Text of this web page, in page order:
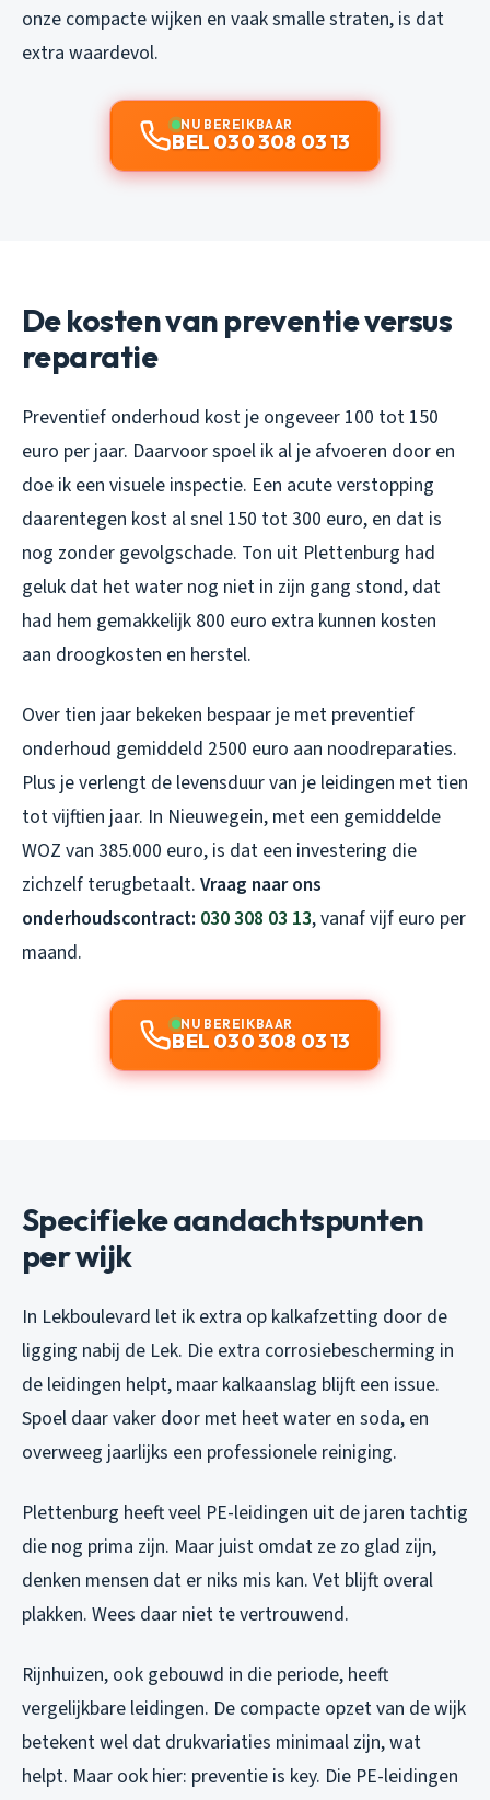
onze compacte wijken en vaak smalle straten, is dat
extra waardevol.
NU BEREIKBAAR
BEL 030 308 03 13
De kosten van preventie versus
reparatie
Preventief onderhoud kost je ongeveer 100 tot 150
euro per jaar. Daarvoor spoel ik al je afvoeren door en
doe ik een visuele inspectie. Een acute verstopping
daarentegen kost al snel 150 tot 300 euro, en dat is
nog zonder gevolgschade. Ton uit Plettenburg had
geluk dat het water nog niet in zijn gang stond, dat
had hem gemakkelijk 800 euro extra kunnen kosten
aan droogkosten en herstel.
Over tien jaar bekeken bespaar je met preventief
onderhoud gemiddeld 2500 euro aan noodreparaties.
Plus je verlengt de levensduur van je leidingen met tien
tot vijftien jaar. In Nieuwegein, met een gemiddelde
WOZ van 385.000 euro, is dat een investering die
zichzelf terugbetaalt. Vraag naar ons
onderhoudscontract: 030 308 03 13, vanaf vijf euro per
maand.
NU BEREIKBAAR
BEL 030 308 03 13
Specifieke aandachtspunten
per wijk
In Lekboulevard let ik extra op kalkafzetting door de
ligging nabij de Lek. Die extra corrosiebescherming in
de leidingen helpt, maar kalkaanslag blijft een issue.
Spoel daar vaker door met heet water en soda, en
overweeg jaarlijks een professionele reiniging.
Plettenburg heeft veel PE-leidingen uit de jaren tachtig
die nog prima zijn. Maar juist omdat ze zo glad zijn,
denken mensen dat er niks mis kan. Vet blijft overal
plakken. Wees daar niet te vertrouwend.
Rijnhuizen, ook gebouwd in die periode, heeft
vergelijkbare leidingen. De compacte opzet van de wijk
betekent wel dat drukvariaties minimaal zijn, wat
helpt. Maar ook hier: preventie is key. Die PE-leidingen